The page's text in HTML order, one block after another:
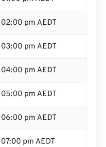
02:00 pm AEDT
03:00 pm AEDT
04:00 pm AEDT
05:00 pm AEDT
06:00 pm AEDT
07:00 pm AEDT